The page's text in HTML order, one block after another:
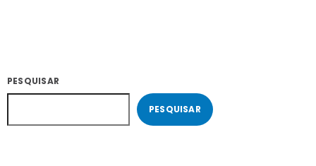
PESQUISAR
PESQUISAR